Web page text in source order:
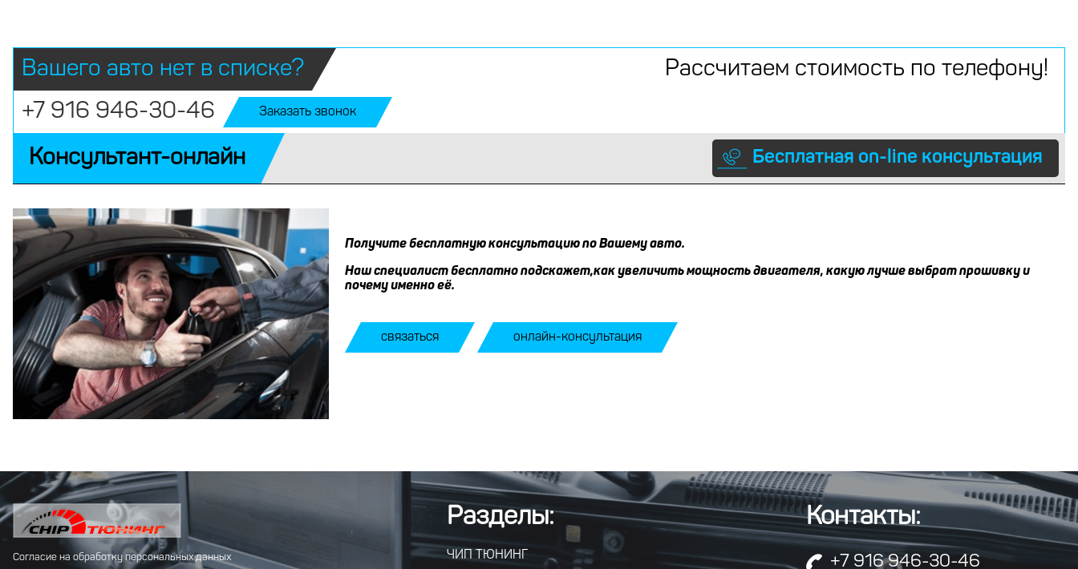
Вашего авто нет в списке?
Рассчитаем стоимость по телефону!
+7 916 946-30-46
Заказать звонок
Консультант-онлайн Бесплатная on-line консультация
Получите бесплатную консультацию по Вашему авто.
Наш специалист бесплатно подскажет,как увеличить мощность двигателя, какую лучше выбрат прошивку и
почему именно её.
связаться онлайн-консультация
Согласие на обработку персональных данных
Разделы:
ЧИП ТЮНИНГ
Контакты:
+7 916 946-30-46